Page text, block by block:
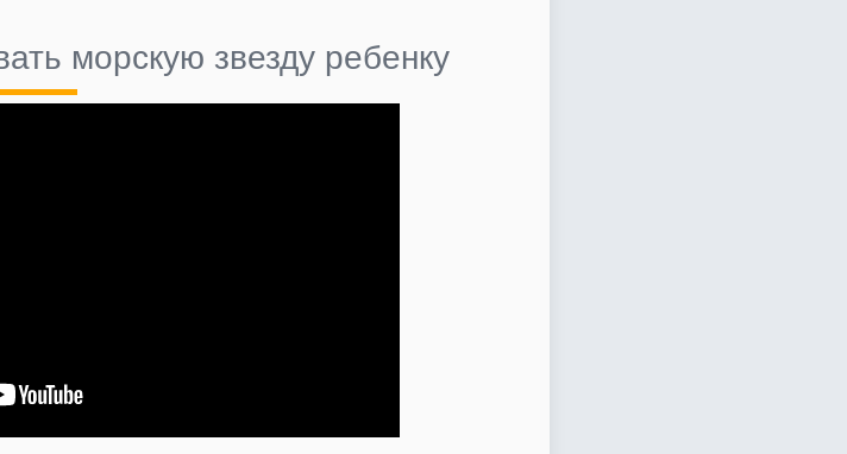
морскую звезду ребенку